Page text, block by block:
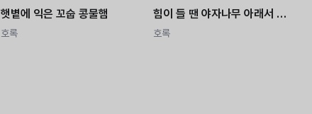
햇볕에 익은 꼬숩 콩물햄
호록
힘이 들 땐 야자나무 아래서 코코넨네하쟈
호록